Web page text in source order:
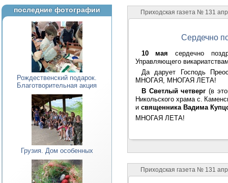
последние фотографии
Рождественский подарок.
Благотворительная акция
Грузия. Дом особенных
Приходская газета № 131
Сердечно
10 мая сердечно
Управляющего
Да дарует Господь
МНОГАЯ, МНОГАЯ ЛЕТА!
В Светлый четверг(в
Никольского храма с.
исвященника Вадима
МНОГАЯ ЛЕТА!
Приходская газета № 131